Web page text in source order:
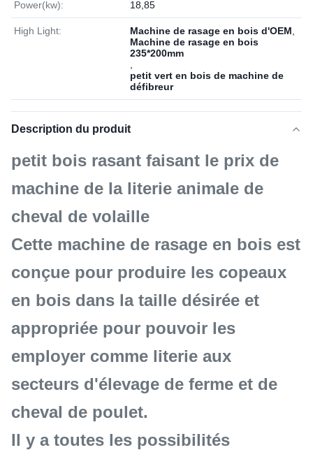
Power(kw): 18,85
High Light: Machine de rasage en bois d'OEM
Machine de rasage en bois
235*200mm
petit vert en bois de machine de
défibreur
Description du produit
petit bois rasant faisant le prix de
machine de la literie animale de
cheval de volaille
Cette machine de rasage en bois est
conçue pour produire les copeaux
en bois dans la taille désirée et
appropriée pour pouvoir les
employer comme literie aux
secteurs d'élevage de ferme et de
cheval de poulet.
Il y a toutes les possibilités